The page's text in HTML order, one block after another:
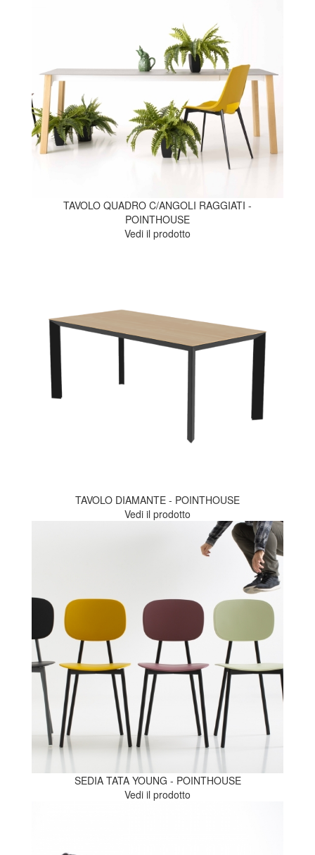
TAVOLO QUADRO C/ANGOLI RAGGIATI -
POINTHOUSE
Vedi il prodotto
TAVOLO DIAMANTE - POINTHOUSE
Vedi il prodotto
SEDIA TATA YOUNG - POINTHOUSE
Vedi il prodotto